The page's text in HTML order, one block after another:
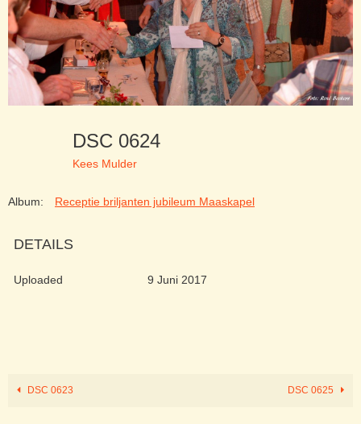
DSC 0624
Kees Mulder
Album: Receptie briljanten jubileum Maaskapel
DETAILS
Uploaded 9 Juni 2017
DSC 0623 DSC 0625